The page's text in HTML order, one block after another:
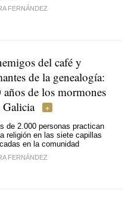
FERNÁNDEZ
del café y
de la genealogía:
años de los mormones
Galicia
de 2.000 personas practican
religión en las siete capillas
en la comunidad
FERNÁNDEZ